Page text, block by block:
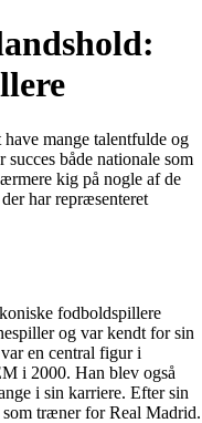
mange talentfulde og
både nationale som
kig på nogle af de
har repræsenteret
fodboldspillere
og var kendt for sin
en central figur i
i 2000. Han blev også
i sin karriere. Efter sin
som træner for Real Madrid.